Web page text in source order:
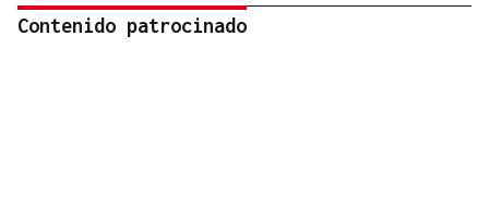
Contenido patrocinado